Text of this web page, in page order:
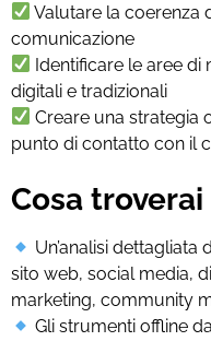
Valutare la coerenza
comunicazione
Identificare le aree
digitali e tradizionali
Creare una strategia
punto di contatto con il
Cosa
Un’analisi
sito web, social media,
marketing, community
Gli strumenti offline